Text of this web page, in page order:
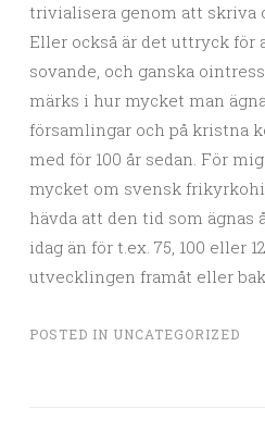
trivialisera genom att skriva
Eller också är det uttryck
sovande, och ganska
märks i hur mycket man
församlingar och på kristna
med för 100 år sedan. För
mycket om svensk
hävda att den tid som ägnas
idag än för t.ex. 75, 100 eller
utvecklingen framåt eller
POSTED IN UNCATEGORIZED